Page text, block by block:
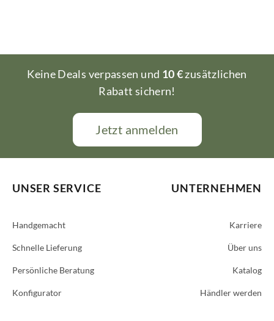
Keine Deals verpassen und 10 €zusätzlichen
Rabatt sichern!
Jetzt anmelden
UNSER SERVICE
Handgemacht
Schnelle Lieferung
Persönliche Beratung
Konfigurator
UNTERNEHMEN
Karriere
Über uns
Katalog
Händler werden